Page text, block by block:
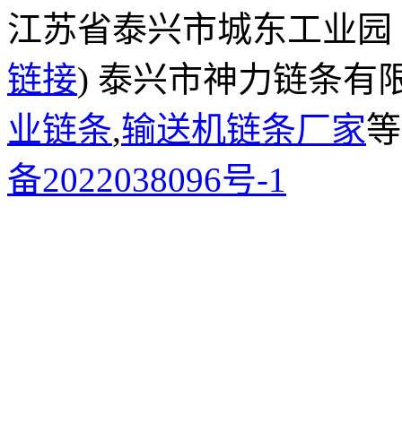
江苏省泰兴市城东工业园
链接) 泰兴市神力链条有
业链条,输送机链条厂家
备2022038096号-1